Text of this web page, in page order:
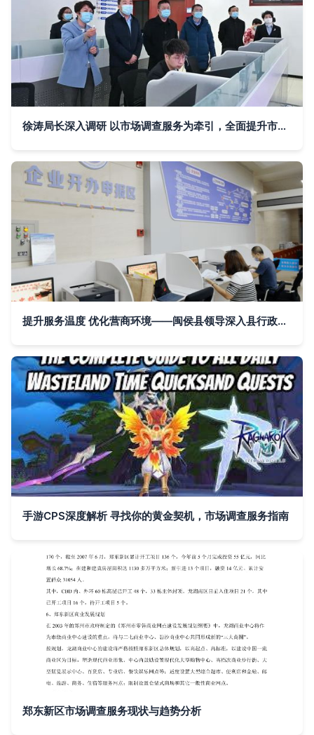
徐涛局长深入调研 以市场调查服务为牵引，全面提升市场监管窗口服务效能
提升服务温度 优化营商环境——闽侯县领导深入县行政服务中心调研市场调查服务质量
手游CPS深度解析 寻找你的黄金契机，市场调查服务指南
郑东新区市场调查服务现状与趋势分析